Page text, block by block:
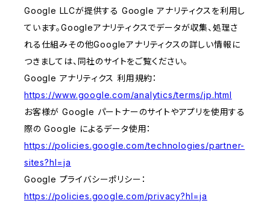
Google LLCが提供する Google アナリティクスを利用し
ています。Googleアナリティクスでデータが収集、処理さ
れる仕組みその他Googleアナリティクスの詳しい情報に
つきましては、同社のサイトをご覧ください。
Google アナリティクス 利用規約：
https://www.google.com/analytics/terms/jp.html
お客様が Google パートナーのサイトやアプリを使用する
際の Google によるデータ使用：
https://policies.google.com/technologies/partner-
sites?hl=ja
Google プライバシーポリシー：
https://policies.google.com/privacy?hl=ja